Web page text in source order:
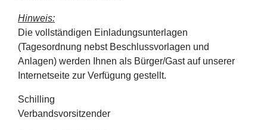
Hinweis:
Die vollständigen Einladungsunterlagen
(Tagesordnung nebst Beschlussvorlagen und
Anlagen) werden Ihnen als Bürger/Gast auf unserer
Internetseite zur Verfügung gestellt.
Schilling
Verbandsvorsitzender